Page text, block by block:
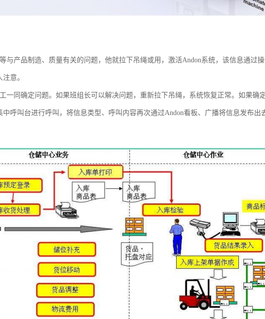
与产品制造、质量有关的问题，他就拉下吊绳或用，激活Andon系统，该信息通过操
意。
一同确定问题。如果班组长可以解决问题，重新拉下吊绳，系统恢复正常。如果确
呼叫台进行呼叫，将信息类型、呼叫内容再次通过Andon看板、广播将信息发布出